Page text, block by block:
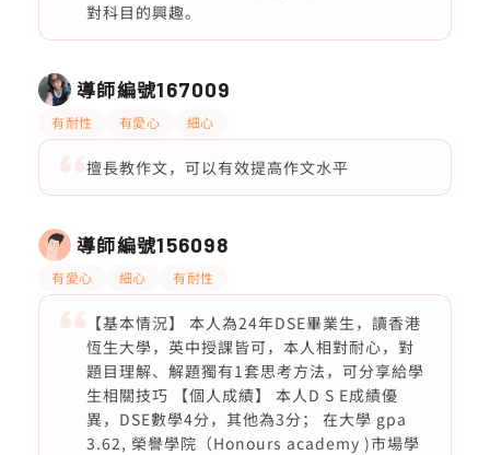
對科目的興趣。
導師編號167009
有耐性 有愛心 細心
擅長教作文，可以有效提高作文水平
導師編號156098
有愛心 細心 有耐性
【基本情況】 本人為24年DSE畢業生，讀香港
恆生大學，英中授課皆可，本人相對耐心，對
題目理解、解題獨有1套思考方法，可分享給學
生相關技巧 【個人成績】 本人D S E成績優
異，DSE數學4分，其他為3分； 在大學 gpa
3.62, 榮譽學院（Honours academy )市場學